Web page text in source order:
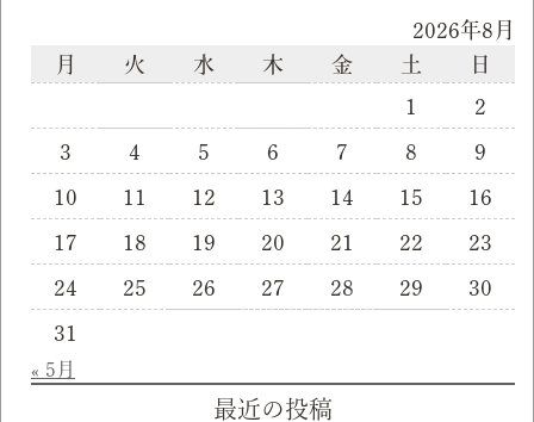
2026年8月
月
火 水 木 金 土
日
1
2
3
4 5 6 7 8
9
10
11 12 13 14 15
16
17
18 19 20 21 22
23
24
25 26 27 28 29
30
31
« 5月
最近の投稿